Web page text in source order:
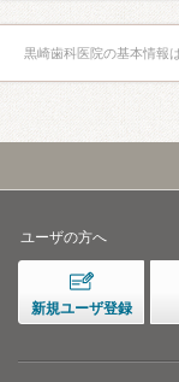
黒崎歯科医院の基本情報
ユーザの方へ
新規ユーザ登録